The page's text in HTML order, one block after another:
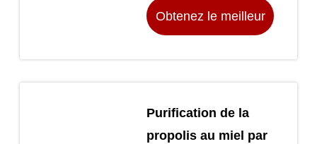
Obtenez le meilleur
Purification de la
propolis au miel par